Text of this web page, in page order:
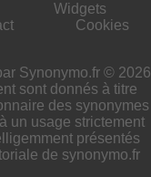
Widgets
Cookies
Synonymo.fr © 2026
sont donnés à titre
des synonymes
un usage strictement
présentés
de synonymo.fr